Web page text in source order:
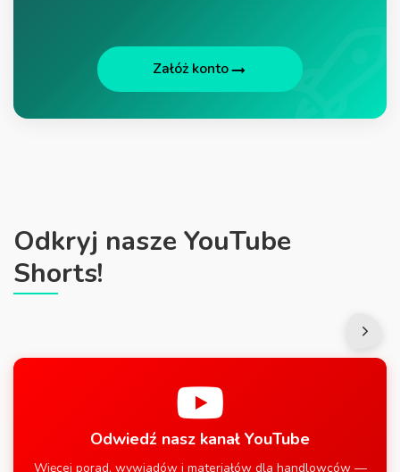
Załóż konto
Odkryj nasze YouTube
Shorts!
Odwiedź nasz kanał YouTube
Więcej porad, wywiadów i materiałów dla handlowców —